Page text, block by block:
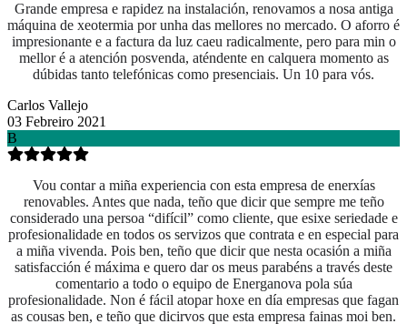
Grande empresa e rapidez na instalación, renovamos a nosa antiga
máquina de xeotermia por unha das mellores no mercado. O aforro é
impresionante e a factura da luz caeu radicalmente, pero para min o
mellor é a atención posvenda, aténdente en calquera momento as
dúbidas tanto telefónicas como presenciais. Un 10 para vós.
Carlos Vallejo
03 Febreiro 2021
B
Vou contar a miña experiencia con esta empresa de enerxías
renovables. Antes que nada, teño que dicir que sempre me teño
considerado una persoa “difícil” como cliente, que esixe seriedade e
profesionalidade en todos os servizos que contrata e en especial para
a miña vivenda. Pois ben, teño que dicir que nesta ocasión a miña
satisfacción é máxima e quero dar os meus parabéns a través deste
comentario a todo o equipo de Energanova pola súa
profesionalidade. Non é fácil atopar hoxe en día empresas que fagan
as cousas ben, e teño que dicirvos que esta empresa fainas moi ben.